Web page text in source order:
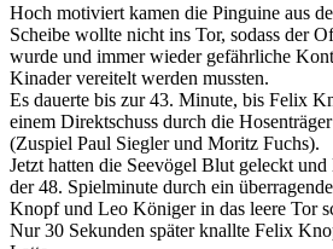
Hoch motiviert kamen die Pinguine aus
Scheibe wollte nicht ins Tor, sodass der
wurde und immer wieder gefährliche
Kinader vereitelt werden mussten.
Es dauerte bis zur 43. Minute, bis Felix
einem Direktschuss durch die
(Zuspiel Paul Siegler und Moritz Fuchs).
Jetzt hatten die Seevögel Blut geleckt
der 48. Spielminute durch ein
Knopf und Leo Königer in das leere Tor
Nur 30 Sekunden später knallte Felix